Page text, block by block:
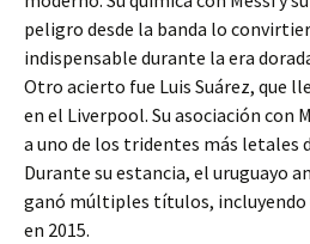
peligro desde la banda lo
indispensable durante la era
Otro acierto fue Luis Suárez, que
en el Liverpool. Su asociación con
a uno de los tridentes más letales
Durante su estancia, el uruguayo
ganó múltiples títulos, incluyendo
en 2015.